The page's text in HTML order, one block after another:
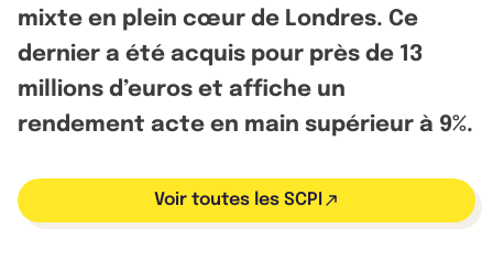
mixte en plein cœur de Londres. Ce
dernier a été acquis pour près de 13
millions d’euros et affiche un
rendement acte en main supérieur à 9%.
Voir toutes les SCPI